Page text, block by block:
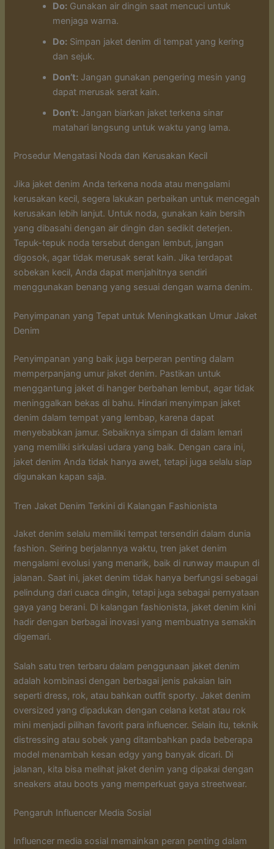
Do: Gunakan air dingin saat mencuci untuk
menjaga warna.
Do: Simpan jaket denim di tempat yang kering
dan sejuk.
Don’t: Jangan gunakan pengering mesin yang
dapat merusak serat kain.
Don’t: Jangan biarkan jaket terkena sinar
matahari langsung untuk waktu yang lama.
Prosedur Mengatasi Noda dan Kerusakan Kecil
Jika jaket denim Anda terkena noda atau mengalami
kerusakan kecil, segera lakukan perbaikan untuk mencegah
kerusakan lebih lanjut. Untuk noda, gunakan kain bersih
yang dibasahi dengan air dingin dan sedikit deterjen.
Tepuk-tepuk noda tersebut dengan lembut, jangan
digosok, agar tidak merusak serat kain. Jika terdapat
sobekan kecil, Anda dapat menjahitnya sendiri
menggunakan benang yang sesuai dengan warna denim.
Penyimpanan yang Tepat untuk Meningkatkan Umur Jaket
Denim
Penyimpanan yang baik juga berperan penting dalam
memperpanjang umur jaket denim. Pastikan untuk
menggantung jaket di hanger berbahan lembut, agar tidak
meninggalkan bekas di bahu. Hindari menyimpan jaket
denim dalam tempat yang lembap, karena dapat
menyebabkan jamur. Sebaiknya simpan di dalam lemari
yang memiliki sirkulasi udara yang baik. Dengan cara ini,
jaket denim Anda tidak hanya awet, tetapi juga selalu siap
digunakan kapan saja.
Tren Jaket Denim Terkini di Kalangan Fashionista
Jaket denim selalu memiliki tempat tersendiri dalam dunia
fashion. Seiring berjalannya waktu, tren jaket denim
mengalami evolusi yang menarik, baik di runway maupun di
jalanan. Saat ini, jaket denim tidak hanya berfungsi sebagai
pelindung dari cuaca dingin, tetapi juga sebagai pernyataan
gaya yang berani. Di kalangan fashionista, jaket denim kini
hadir dengan berbagai inovasi yang membuatnya semakin
digemari.
Salah satu tren terbaru dalam penggunaan jaket denim
adalah kombinasi dengan berbagai jenis pakaian lain
seperti dress, rok, atau bahkan outfit sporty. Jaket denim
oversized yang dipadukan dengan celana ketat atau rok
mini menjadi pilihan favorit para influencer. Selain itu, teknik
distressing atau sobek yang ditambahkan pada beberapa
model menambah kesan edgy yang banyak dicari. Di
jalanan, kita bisa melihat jaket denim yang dipakai dengan
sneakers atau boots yang memperkuat gaya streetwear.
Pengaruh Influencer Media Sosial
Influencer media sosial memainkan peran penting dalam